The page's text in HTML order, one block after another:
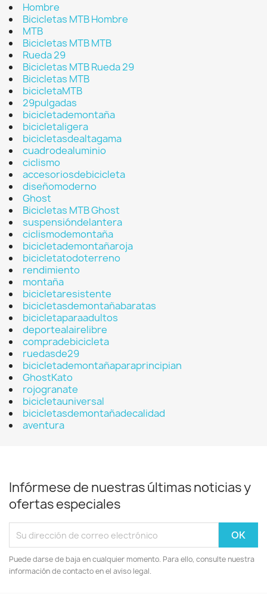
Hombre
Bicicletas MTB Hombre
MTB
Bicicletas MTB MTB
Rueda 29
Bicicletas MTB Rueda 29
Bicicletas MTB
bicicletaMTB
29pulgadas
bicicletademontaña
bicicletaligera
bicicletasdealtagama
cuadrodealuminio
ciclismo
accesoriosdebicicleta
diseñomoderno
Ghost
Bicicletas MTB Ghost
suspensióndelantera
ciclismodemontaña
bicicletademontañaroja
bicicletatodoterreno
rendimiento
montaña
bicicletaresistente
bicicletasdemontañabaratas
bicicletaparaadultos
deportealairelibre
compradebicicleta
ruedasde29
bicicletademontañaparaprincipian
GhostKato
rojogranate
bicicletauniversal
bicicletasdemontañadecalidad
aventura
Infórmese de nuestras últimas noticias y
ofertas especiales
Puede darse de baja en cualquier momento. Para ello, consulte nuestra
información de contacto en el aviso legal.